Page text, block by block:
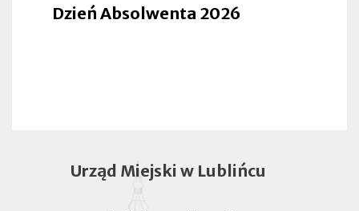
Dzień Absolwenta 2026
Urząd Miejski w Lublińcu